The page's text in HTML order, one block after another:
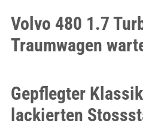
Volvo 480 1.7
Traumwagen
Gepflegter
lackierten